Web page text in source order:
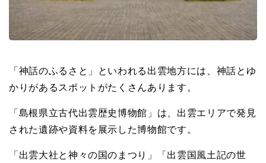
「神話のふるさと」といわれる出雲地方には、神話とゆ
かりがあるスポットがたくさんあります。
「島根県立古代出雲歴史博物館」は、出雲エリアで発見
された遺跡や資料を展示した博物館です。
「出雲大社と神々の国のまつり」「出雲国風土記の世